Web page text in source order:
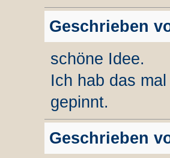
Geschrieben
schöne Idee.
Ich hab das
gepinnt.
Geschrieben